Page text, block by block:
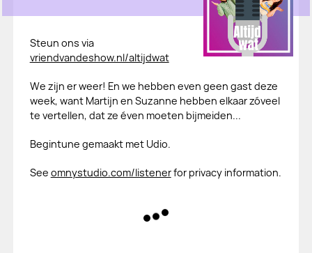
Steun ons via
vriendvandeshow.nl/altijdwat
We zijn er weer! En we hebben even geen gast deze
week, want Martijn en Suzanne hebben elkaar zóveel
te vertellen, dat ze éven moeten bijmeiden...
Begintune gemaakt met Udio.
See omnystudio.com/listenerfor privacy information.